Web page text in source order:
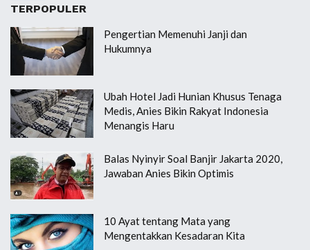
TERPOPULER
Pengertian Memenuhi Janji dan
Hukumnya
Ubah Hotel Jadi Hunian Khusus Tenaga
Medis, Anies Bikin Rakyat Indonesia
Menangis Haru
Balas Nyinyir Soal Banjir Jakarta 2020,
Jawaban Anies Bikin Optimis
10 Ayat tentang Mata yang
Mengentakkan Kesadaran Kita